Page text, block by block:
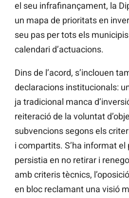
el seu infrafinançament, la
un mapa de prioritats en
seu pas per tots els
calendari d’actuacions.
Dins de l’acord, s’inclouen
declaracions institucionals:
ja tradicional manca
reiteració de la voluntat
subvencions segons els
i compartits. S’ha informat el
persistia en no retirar i
amb criteris tècnics,
en bloc reclamant una visió